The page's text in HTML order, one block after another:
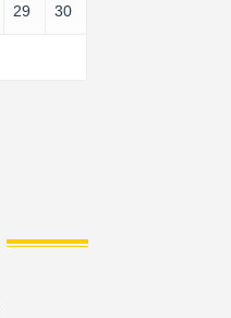
29 30